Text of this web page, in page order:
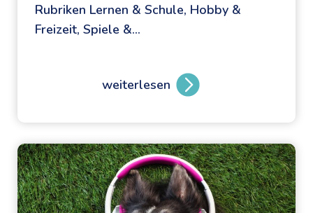
Rubriken Lernen & Schule, Hobby &
Freizeit, Spiele &…
weiterlesen
S
h
e
r